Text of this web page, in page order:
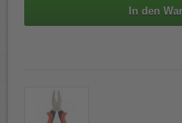
In den